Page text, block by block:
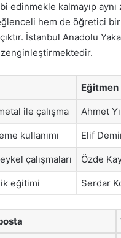
edinmekle kalmayıp
hem de öğretici
İstanbul Anadolu
zenginleştirmektedir.
Eğitmen
ile çalışma Ahmet
kullanımı Elif
çalışmaları Özde
eğitimi Serdar